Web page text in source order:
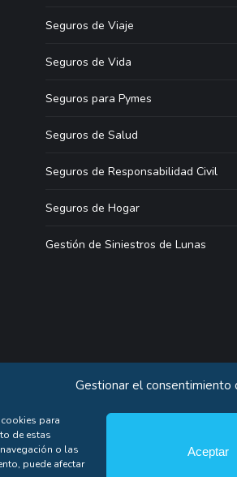
Gestionar el consentimiento
para
de estas
o las
puede afectar
Aceptar
Seguros de Viaje
Seguros de Vida
Seguros para Pymes
Seguros de Salud
Seguros de Responsabilidad Civil
Seguros de Hogar
Gestión de Siniestros de Lunas
Atención al cliente